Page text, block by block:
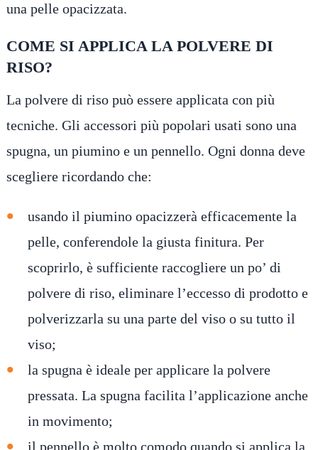
una pelle opacizzata.
COME SI APPLICA LA POLVERE DI
RISO?
La polvere di riso può essere applicata con più
tecniche. Gli accessori più popolari usati sono una
spugna, un piumino e un pennello. Ogni donna deve
scegliere ricordando che:
usando il piumino opacizzerà efficacemente la
pelle, conferendole la giusta finitura. Per
scoprirlo, è sufficiente raccogliere un po’ di
polvere di riso, eliminare l’eccesso di prodotto e
polverizzarla su una parte del viso o su tutto il
viso;
la spugna è ideale per applicare la polvere
pressata. La spugna facilita l’applicazione anche
in movimento;
il pennello è molto comodo quando si applica la